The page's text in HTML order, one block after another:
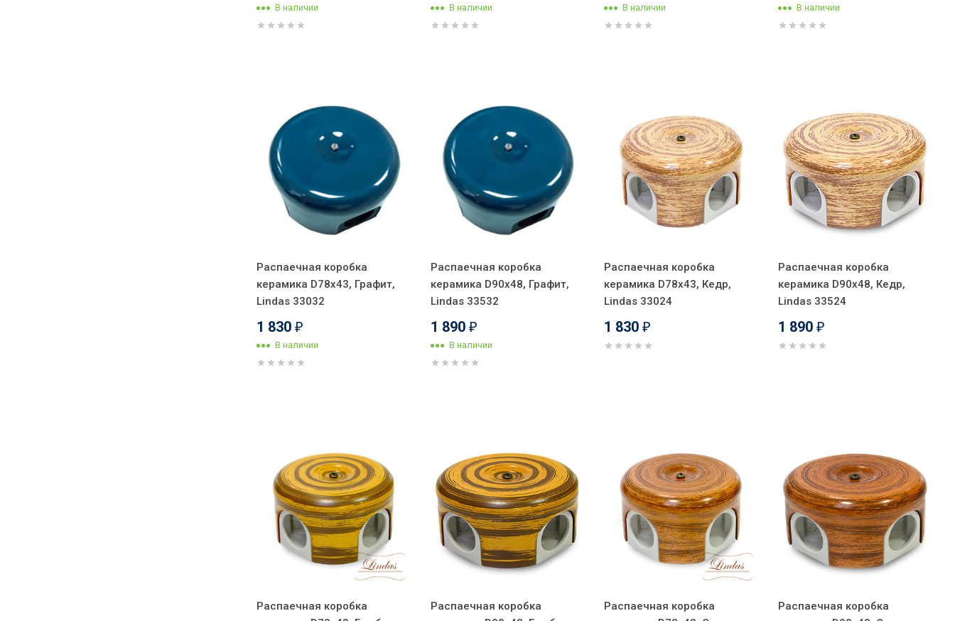
В наличии В наличии В наличии В наличии
Распаечная коробка
керамика D78х43, Графит,
Lindas 33032
1 830 ₽
В наличии
Распаечная коробка
керамика D90х48, Графит,
Lindas 33532
1 890 ₽
В наличии
Распаечная коробка
керамика D78х43, Кедр,
Lindas 33024
1 830 ₽
Распаечная коробка
керамика D90х48, Кедр,
Lindas 33524
1 890 ₽
Распаечная коробка
Распаечная коробка
Распаечная коробка
Распаечная коробка